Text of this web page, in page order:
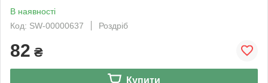
В наявності
Код: SW-00000637
Роздріб
82 ₴
Купити